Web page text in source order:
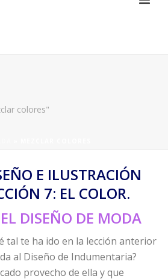
colores"
E ILUSTRACIÓN
7: EL COLOR.
DISEÑO DE MODA
tal te ha ido en la lección anterior
al Diseño de Indumentaria?
provecho de ella y que